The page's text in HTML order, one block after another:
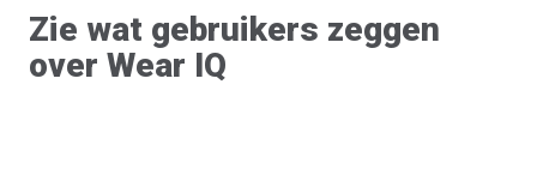
Zie wat gebruikers zeggen
over Wear IQ